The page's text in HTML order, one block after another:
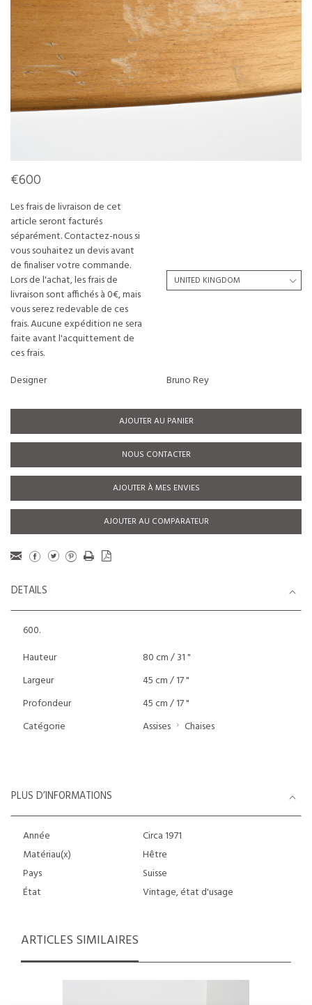
€600
Les frais de livraison de cet
article seront facturés
séparément. Contactez-nous si
vous souhaitez un devis avant
de finaliser votre commande.
Lors de l'achat, les frais de
livraison sont affichés à 0€, mais
vous serez redevable de ces
frais. Aucune expédition ne sera
faite avant l'acquittement de
ces frais.
Designer
Bruno Rey
AJOUTER AU PANIER
NOUS CONTACTER
AJOUTER À MES ENVIES
AJOUTER AU COMPARATEUR
DETAILS
600.
Hauteur
80 cm / 31 "
Largeur
45 cm / 17 "
Profondeur
45 cm / 17 "
Catégorie
Assises Chaises
PLUS D’INFORMATIONS
Année
Circa 1971
Matériau(x)
Hêtre
Pays
Suisse
État
Vintage, état d'usage
ARTICLES SIMILAIRES